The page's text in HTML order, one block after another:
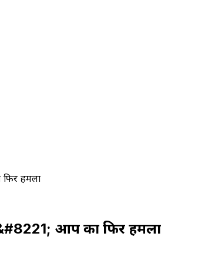
हमला
आप का फिर हमला